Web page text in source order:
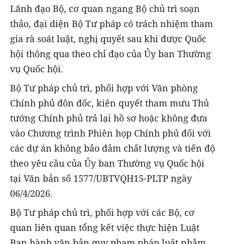
Lãnh đạo Bộ, cơ quan ngang Bộ chủ trì soạn
thảo, đại diện Bộ Tư pháp có trách nhiệm tham
gia rà soát luật, nghị quyết sau khi được Quốc
hội thông qua theo chỉ đạo của Ủy ban Thường
vụ Quốc hội.
Bộ Tư pháp chủ trì, phối hợp với Văn phòng
Chính phủ đôn đốc, kiên quyết tham mưu Thủ
tướng Chính phủ trả lại hồ sơ hoặc không đưa
vào Chương trình Phiên họp Chính phủ đối với
các dự án không bảo đảm chất lượng và tiến độ
theo yêu cầu của Ủy ban Thường vụ Quốc hội
tại Văn bản số 1577/UBTVQH15-PLTP ngày
06/4/2026.
Bộ Tư pháp chủ trì, phối hợp với các Bộ, cơ
quan liên quan tổng kết việc thực hiện Luật